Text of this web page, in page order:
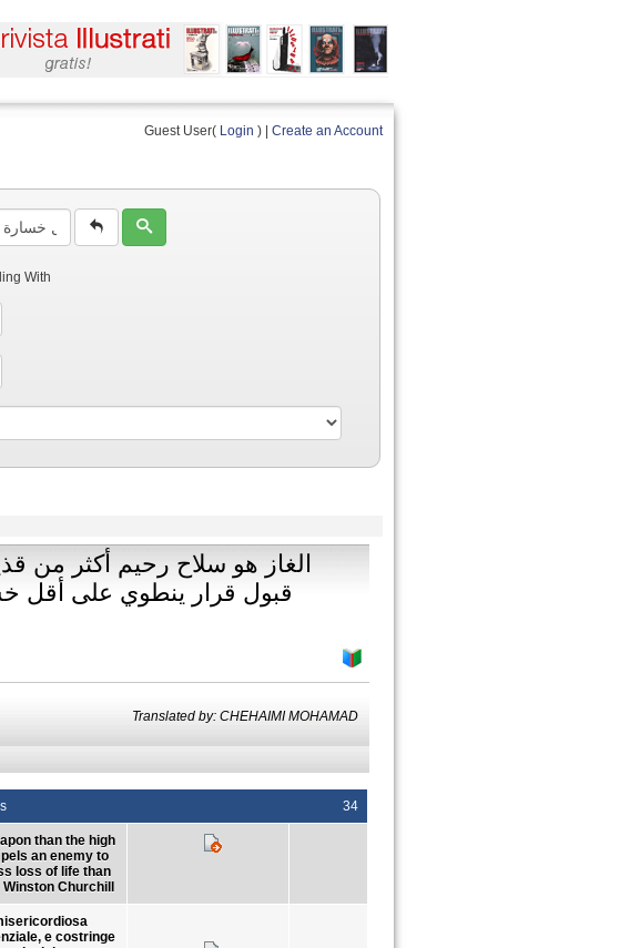
Guest User( Login ) | Create an Account
With
الغاز هو سلاح رحيم أكثر من
قبول قرار ينطوي على أقل
Translated by: CHEHAIMI MOHAMAD
34
than the high
an enemy to
loss of life than
Churchill
e costringe